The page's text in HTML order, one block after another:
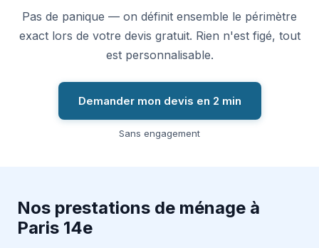
Pas de panique — on définit ensemble le périmètre
exact lors de votre devis gratuit. Rien n'est figé, tout
est personnalisable.
Demander mon devis en 2 min
Sans engagement
Nos prestations de ménage à
Paris 14e